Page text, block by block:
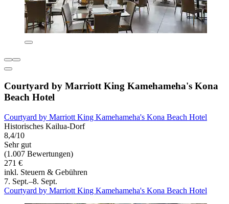
Courtyard by Marriott King Kamehameha's Kona
Beach Hotel
Courtyard by Marriott King Kamehameha's Kona Beach Hotel
Historisches Kailua-Dorf
8,4/10
Sehr gut
(1.007 Bewertungen)
271 €
inkl. Steuern & Gebühren
7. Sept.–8. Sept.
Courtyard by Marriott King Kamehameha's Kona Beach Hotel